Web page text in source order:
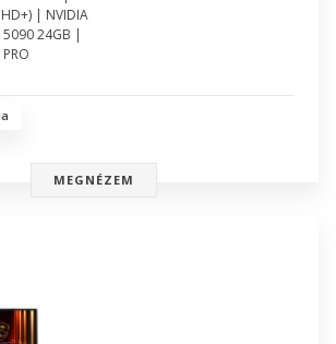
| NVIDIA
5090 24GB |
MEGNÉZEM